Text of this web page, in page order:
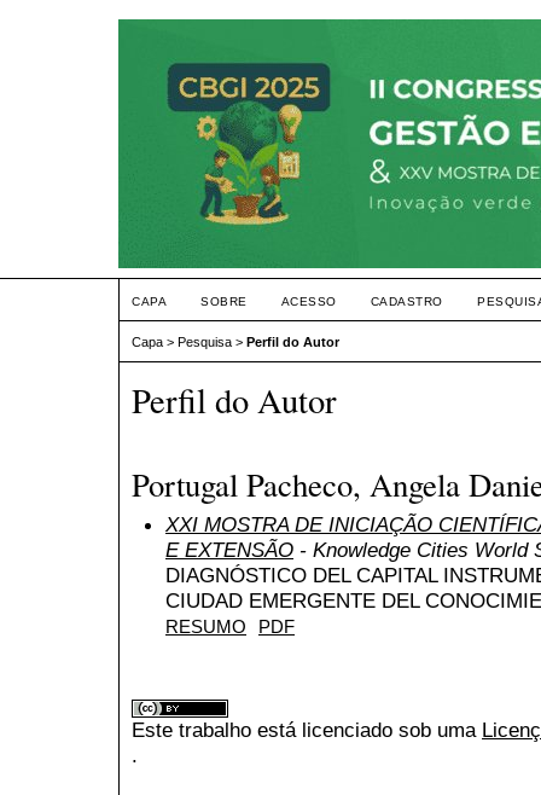
CAPA SOBRE ACESSO CADASTRO
Capa > Pesquisa > Perfil do Autor
Perfil do Autor
Portugal Pacheco, Angela
XXI MOSTRA DE INICIAÇÃO
E EXTENSÃO - Knowledge Cities World
DIAGNÓSTICO DEL CAPITAL
CIUDAD EMERGENTE DEL
RESUMO PDF
Este trabalho está licenciado sob uma
.